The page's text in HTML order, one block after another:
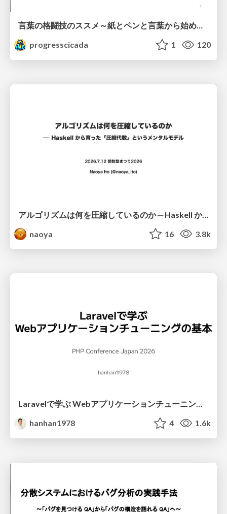
言葉の格闘技のススメ～紙とペンと言葉から始める、キャリアの描き方～
progresscicada
1 120
アルゴリズムは何を圧縮しているのか ─ Haskell から育った「圧縮代数」というメンタルモデル
naoya
16 3.8k
Laravelで学ぶ Webアプリケーションチューニング入門/web_application_tuning_101
hanhan1978
4 1.6k